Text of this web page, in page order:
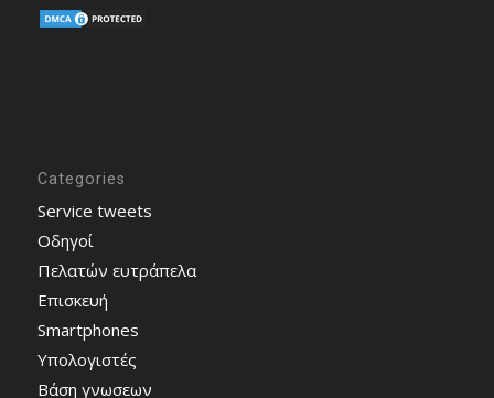
Categories
Service tweets
Οδηγοί
Πελατών ευτράπελα
Επισκευή
Smartphones
Υπολογιστές
Bάση γνωσεων